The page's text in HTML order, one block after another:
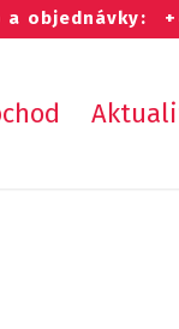
a objednávky: